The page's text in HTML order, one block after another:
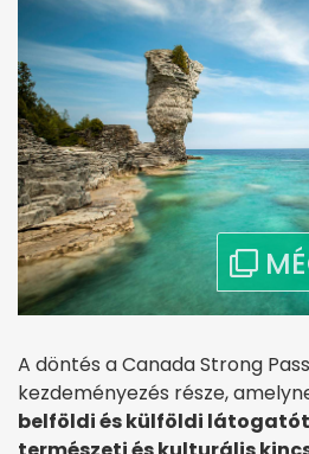
A döntés a Canada Strong
kezdeményezés része,
belföldi és külföldi